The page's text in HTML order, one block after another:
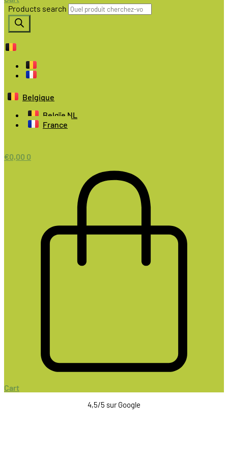
Products search
Belgique
Belgïe NL
France
€0,00 0
Cart
4,5/5 sur Google